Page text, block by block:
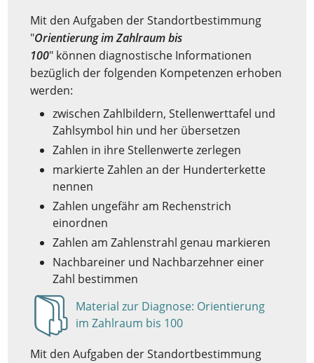
Mit den Aufgaben der Standortbestimmung
"Orientierung im Zahlraum bis
100" können diagnostische Informationen
bezüglich der folgenden Kompetenzen erhoben
werden:
zwischen Zahlbildern, Stellenwerttafel und
Zahlsymbol hin und her übersetzen
Zahlen in ihre Stellenwerte zerlegen
markierte Zahlen an der Hunderterkette
nennen
Zahlen ungefähr am Rechenstrich
einordnen
Zahlen am Zahlenstrahl genau markieren
Nachbareiner und Nachbarzehner einer
Zahl bestimmen
Anzeigen
Material zur Diagnose: Orientierung
im Zahlraum bis 100
Mit den Aufgaben der Standortbestimmung